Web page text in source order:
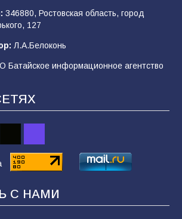
№ 35 дети освоили
профессии в ходе
до последнего: герой
вручили награды
346880, Ростовская область, город
127
Л.А.Белоконь
Батайское информационное агентство
С НАМИ